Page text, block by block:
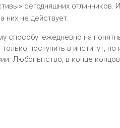
сегодняшних
них не действует.
способу: ежедневно на
поступить в институт,
Любопытство, в конце